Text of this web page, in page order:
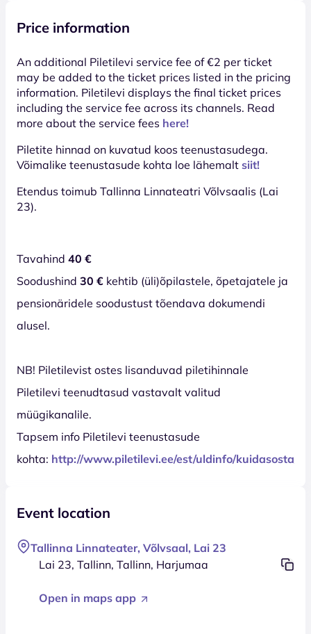
Price information
An additional Piletilevi service fee of €2 per ticket
may be added to the ticket prices listed in the pricing
information. Piletilevi displays the final ticket prices
including the service fee across its channels. Read
more about the service fees here!
Piletite hinnad on kuvatud koos teenustasudega.
Võimalike teenustasude kohta loe lähemalt siit!
Etendus toimub Tallinna Linnateatri Võlvsaalis (Lai
23).
Tavahind 40 €
Soodushind 30 € kehtib (üli)õpilastele, õpetajatele ja
pensionäridele soodustust tõendava dokumendi
alusel.
NB! Piletilevist ostes lisanduvad piletihinnale
Piletilevi teenudtasud vastavalt valitud
müügikanalile.
Tapsem info Piletilevi teenustasude
kohta: http://www.piletilevi.ee/est/uldinfo/kuidasosta/
Event location
Tallinna Linnateater, Võlvsaal, Lai 23
Lai 23, Tallinn, Tallinn, Harjumaa
Open in maps app